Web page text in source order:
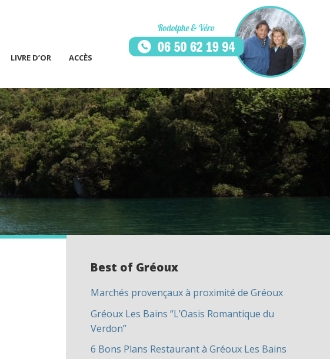
LIVRE D’OR ACCÈS
Best of Gréoux
Marchés provençaux à proximité de Gréoux
Gréoux Les Bains “L’Oasis Romantique du
Verdon”
6 Bons Plans Restaurant à Gréoux Les Bains